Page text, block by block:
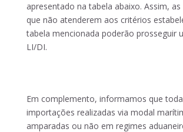
apresentado na tabela abaixo. Assim,
que não atenderem aos critérios
tabela mencionada poderão prosseguir
LI/DI.
Em complemento, informamos que
importações realizadas via modal
amparadas ou não em regimes